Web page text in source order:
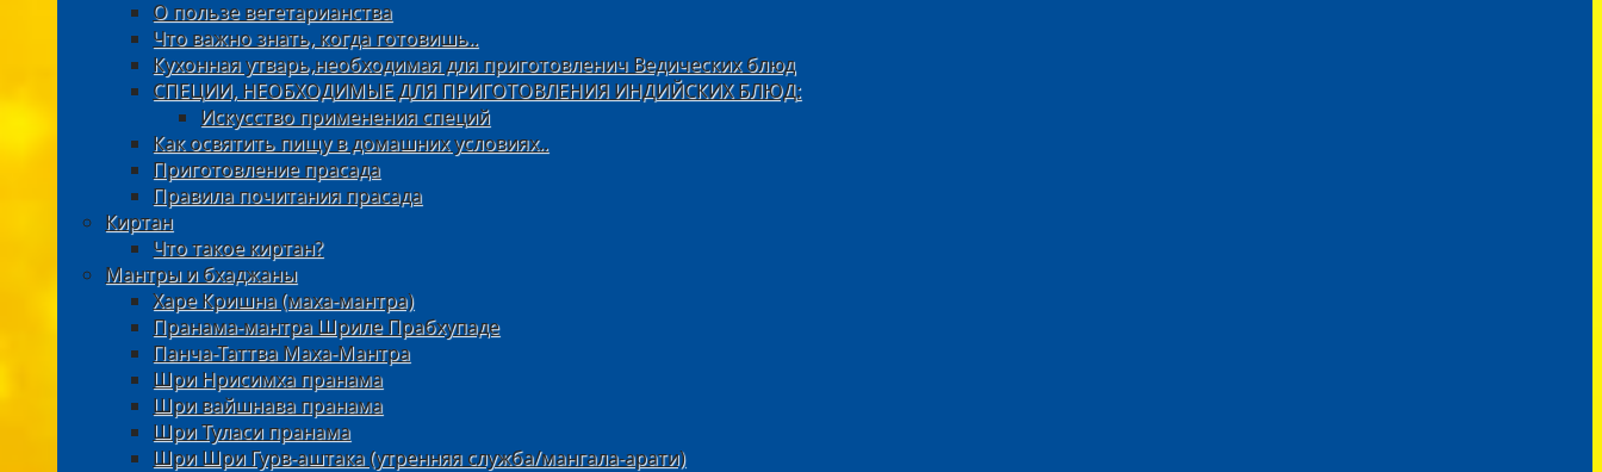
О пользе вегетарианства
Что важно знать, когда готовишь..
Кухонная утварь,необходимая для приготовленич Ведических блюд
СПЕЦИИ, НЕОБХОДИМЫЕ ДЛЯ ПРИГОТОВЛЕНИЯ ИНДИЙСКИХ БЛЮД:
Искусство применения специй
Как освятить пищу в домашних условиях..
Приготовление прасада
Правила почитания прасада
Киртан
Что такое киртан?
Мантры и бхаджаны
Харе Кришна (маха-мантра)
Пранама-мантра Шриле Прабхупаде
Панча-Таттва Маха-Мантра
Шри Нрисимха пранама
Шри вайшнава пранама
Шри Туласи пранама
Шри Шри Гурв-аштака (утренняя служба/мангала-арати)